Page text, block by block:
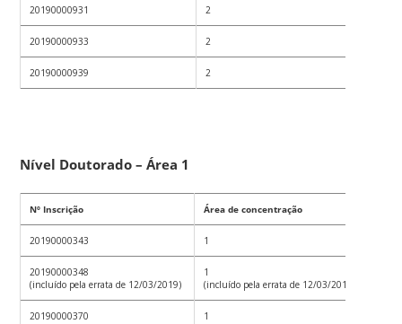
20190000931 2
20190000933 2
20190000939 2
Nível Doutorado – Área 1
Nº Inscrição Área de concentração
20190000343 1
20190000348
(incluído pela errata de 12/03/2019)
1
(incluído pela errata de 12/03/2019)
20190000370 1